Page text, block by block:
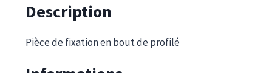
Description
Pièce de fixation en bout de profilé